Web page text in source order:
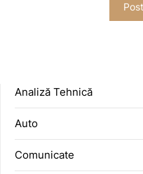
Analiză Tehnică
Auto
Comunicate